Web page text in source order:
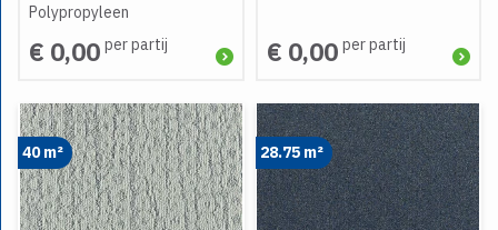
Polypropyleen
€ 0,00 per partij € 0,00 per partij
40 m² 28.75 m²